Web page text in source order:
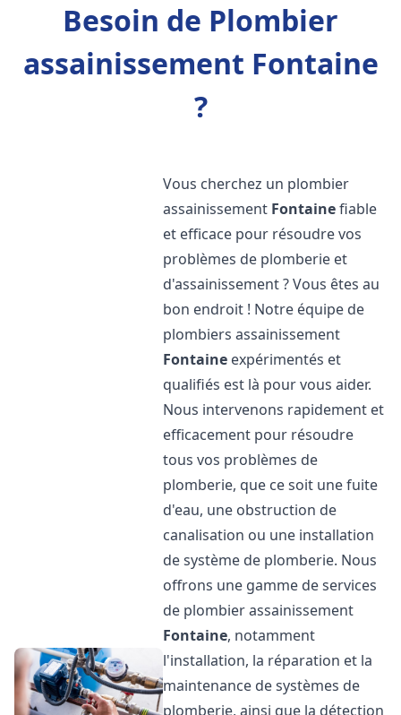
Besoin de Plombier
assainissement Fontaine
?
Vous cherchez un plombier
assainissement Fontainefiable
et efficace pour résoudre vos
problèmes de plomberie et
d'assainissement ? Vous êtes au
bon endroit ! Notre équipe de
plombiers assainissement
Fontaine expérimentés et
qualifiés est là pour vous aider.
Nous intervenons rapidement et
efficacement pour résoudre
tous vos problèmes de
plomberie, que ce soit une fuite
d'eau, une obstruction de
canalisation ou une installation
de système de plomberie. Nous
offrons une gamme de services
de plombier assainissement
Fontaine, notamment
l'installation, la réparation et la
maintenance de systèmes de
plomberie, ainsi que la détection